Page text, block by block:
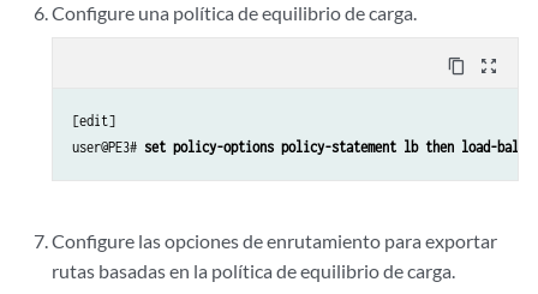
Configure una política de equilibrio de carga.
content_copy zoom_out_map
[edit]
user@PE3# set policy-options policy-statement lb then load-
Configure las opciones de enrutamiento para exportar
rutas basadas en la política de equilibrio de carga.